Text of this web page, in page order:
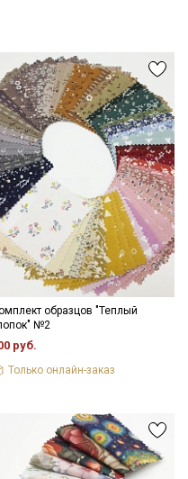
образцов "Теплый
№2
руб.
Только онлайн-заказ
30% на узкие